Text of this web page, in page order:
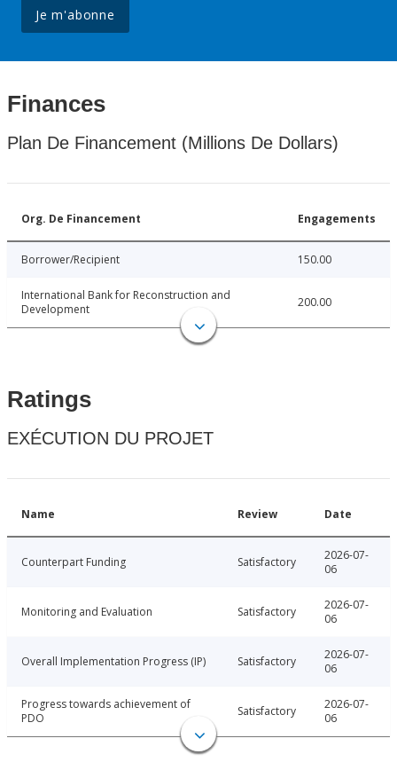
Je m'abonne
Finances
Plan De Financement (Millions De Dollars)
Org. De Financement Engagements
Borrower/Recipient 150.00
International Bank for Reconstruction and
Development
200.00
Ratings
EXÉCUTION DU PROJET
Name Review Date
Counterpart Funding Satisfactory
2026-07-
06
Monitoring and Evaluation Satisfactory
2026-07-
06
Overall Implementation Progress (IP) Satisfactory
2026-07-
06
Progress towards achievement of
PDO
Satisfactory
2026-07-
06